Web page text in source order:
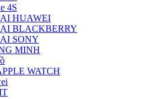
4S
HUAWEI
BLACKBERRY
SONY
MINH
WATCH